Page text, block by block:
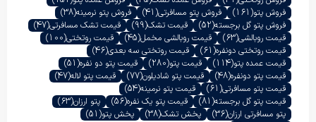
فروش پتو(161) فروش پتو مسافرتی(41) فروش پتو نرمینه(38)
فروش پتو گل برجسته(52) قیمت تشک(99) قیمت تشک مسافرتی(47)
قیمت روبالشی(63) قیمت روبالشی مخمل(45) قیمت روتختی(100)
قیمت روتختی دونفره(61) قیمت روتختی سه بعدی(46)
قیمت عمده پتو(114) قیمت پتو(280) قیمت پتو دو نفره(51)
قیمت پتو دونفره(48) قیمت پتو شادیلون(77) قیمت پتو لاله(47)
قیمت پتو مسافرتی(61) قیمت پتو نرمینه(54)
قیمت پتو گل برجسته(81) قیمت پتو یک نفره(56) پتو ارزان(63)
پتو مسافرتی ارزان(36) پخش تشک(38) پخش پتو(51)